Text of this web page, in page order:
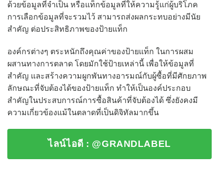
ด้วยข้อมูลที่จำเป็น หรือแท็กข้อมูลที่ให้ความรู้แก่ผู้บริโภค
การเลือกข้อมูลที่จะรวมไว้ สามารถส่งผลกระทบอย่างมีนัย
สำคัญ ต่อประสิทธิภาพของป้ายแท็ก
องค์กรต่างๆ ตระหนักถึงคุณค่าของป้ายแท็ก ในการผสม
ผสานทางการตลาด โดยมักใช้ป้ายเหล่านี้ เพื่อให้ข้อมูลที่
สำคัญ และสร้างความผูกพันทางอารมณ์กับผู้ซื้อที่มีศักยภาพ
ลักษณะที่จับต้องได้ของป้ายแท็ก ทำให้เป็นองค์ประกอบ
สำคัญในประสบการณ์การซื้อสินค้าที่จับต้องได้ ซึ่งยังคงมี
ความเกี่ยวข้องแม้ในตลาดที่เป็นดิจิทัลมากขึ้น
ไลน์ไอดี : @GRANDLABEL